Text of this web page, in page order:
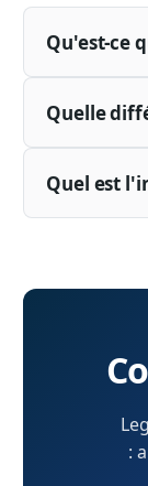
Qu'est-ce
Quelle
Quel est
: